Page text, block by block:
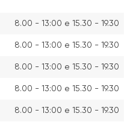
8.00 - 13:00 e 15.30 - 19.30
8.00 - 13:00 e 15.30 - 19.30
8.00 - 13:00 e 15.30 - 19.30
8.00 - 13:00 e 15.30 - 19.30
8.00 - 13:00 e 15.30 - 19.30